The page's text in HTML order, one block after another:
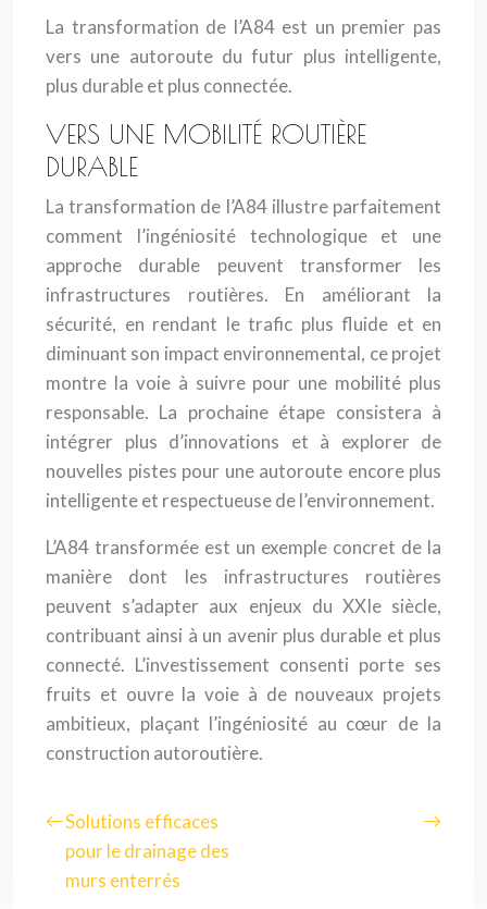
La transformation de l’A84 est un premier pas
vers une autoroute du futur plus intelligente,
plus durable et plus connectée.
VERS UNE MOBILITÉ ROUTIÈRE
DURABLE
La transformation de l’A84 illustre parfaitement
comment l’ingéniosité technologique et une
approche durable peuvent transformer les
infrastructures routières. En améliorant la
sécurité, en rendant le trafic plus fluide et en
diminuant son impact environnemental, ce projet
montre la voie à suivre pour une mobilité plus
responsable. La prochaine étape consistera à
intégrer plus d’innovations et à explorer de
nouvelles pistes pour une autoroute encore plus
intelligente et respectueuse de l’environnement.
L’A84 transformée est un exemple concret de la
manière dont les infrastructures routières
peuvent s’adapter aux enjeux du XXIe siècle,
contribuant ainsi à un avenir plus durable et plus
connecté. L’investissement consenti porte ses
fruits et ouvre la voie à de nouveaux projets
ambitieux, plaçant l’ingéniosité au cœur de la
construction autoroutière.
Solutions efficaces
pour le drainage des
murs enterrés